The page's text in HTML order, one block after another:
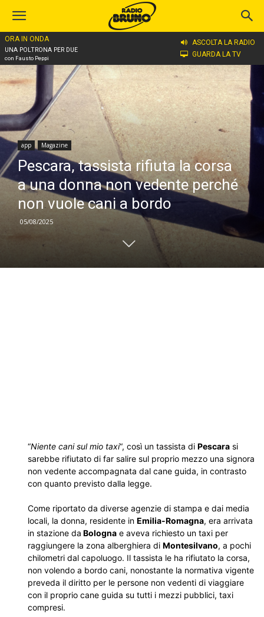
ORA IN ONDA
UNA POLTRONA PER DUE
con Fausto Peppi
ASCOLTA LA RADIO
GUARDA LA TV
Home
app Magazine
Pescara, tassista rifiuta la corsa
a una donna non vedente perché
non vuole cani a bordo
05/08/2025
“Niente cani sul mio taxi“, così un tassista di Pescara si
sarebbe rifiutato di far salire sul proprio mezzo una signora
non vedente accompagnata dal cane guida, in contrasto
con quanto previsto dalla legge.
Come riportato da diverse agenzie di stampa e dai media
locali, la donna, residente in Emilia-Romagna, era arrivata
in stazione da Bologna e aveva richiesto un taxi per
raggiungere la zona alberghiera di Montesilvano, a pochi
chilometri dal capoluogo. Il tassista le ha rifiutato la corsa,
non volendo a bordo cani, nonostante la normativa vigente
preveda il diritto per le persone non vedenti di viaggiare
con il proprio cane guida su tutti i mezzi pubblici, taxi
compresi.